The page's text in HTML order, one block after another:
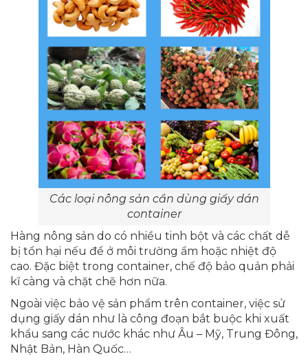
Các loại nông sản cần dùng giấy dán
container
Hàng nông sản do có nhiều tinh bột và các chất dễ
bị tổn hại nếu để ở môi trường ẩm hoặc nhiệt độ
cao. Đặc biệt trong container, chế độ bảo quản phải
kĩ càng và chặt chẽ hơn nữa.
Ngoài việc bảo vệ sản phẩm trên container, việc sử
dụng giấy dán như là công đoạn bắt buộc khi xuất
khẩu sang các nước khác như Âu – Mỹ, Trung Đông,
Nhật Bản, Hàn Quốc…